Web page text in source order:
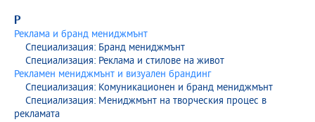
Р
Реклама и бранд мениджмънт
Специализация: Бранд мениджмънт
Специализация: Реклама и стилове на живот
Рекламен мениджмънт и визуален брандинг
Специализация: Комуникационен и бранд мениджмънт
Специализация: Мениджмънт на творческия процес в
рекламата